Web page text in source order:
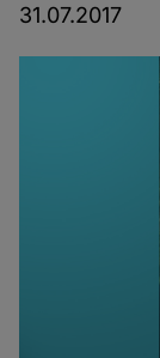
31.07.2017